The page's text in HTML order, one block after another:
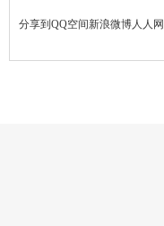
分享到 QQ空间新浪微博人人网